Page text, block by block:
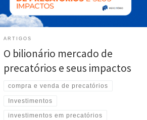
ativo. O […]
ARTIGOS
O bilionário mercado de
precatórios e seus impactos
compra e venda de precatórios
Investimentos
investimentos em precatórios